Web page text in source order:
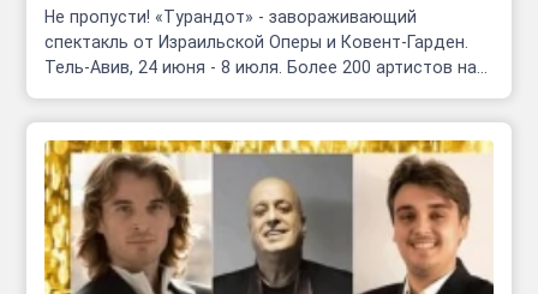
Не пропусти! «Турандот» - завораживающий
спектакль от Израильской Оперы и Ковент-Гарден.
Тель-Авив, 24 июня - 8 июля. Более 200 артистов на